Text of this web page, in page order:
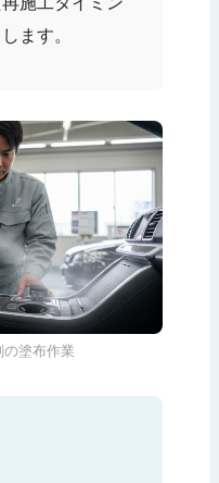
ます。
塗布作業